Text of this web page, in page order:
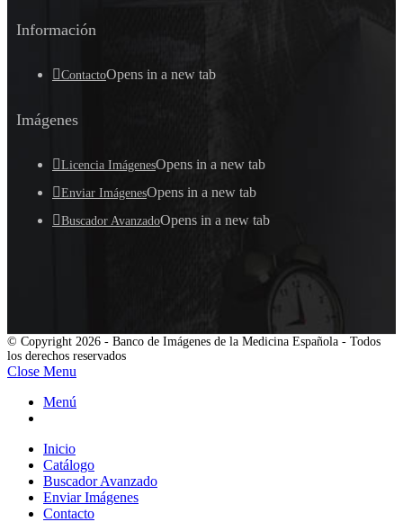
Información
ContactoOpens in a new tab
Imágenes
Licencia ImágenesOpens in a new tab
Enviar ImágenesOpens in a new tab
Buscador AvanzadoOpens in a new tab
© Copyright 2026 - Banco de Imágenes de la Medicina Española - Todos
los derechos reservados
Close Menu
Menú
Inicio
Catálogo
Buscador Avanzado
Enviar Imágenes
Contacto